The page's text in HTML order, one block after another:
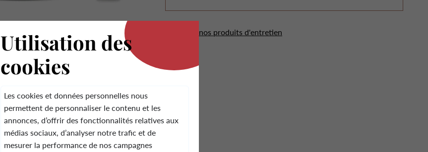
Voir tous nos produits d'entretien
Utilisation des
cookies
Les cookies et données personnelles nous
permettent de personnaliser le contenu et les
annonces, d’offrir des fonctionnalités relatives aux
médias sociaux, d’analyser notre trafic et de
mesurer la performance de nos campagnes